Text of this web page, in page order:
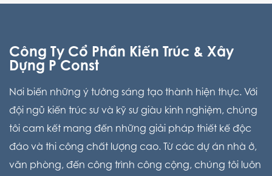
Công Ty Cổ Phần Kiến Trúc & Xây
Dựng P Const
Nơi biến những ý tưởng sáng tạo thành hiện thực. Với
đội ngũ kiến trúc sư và kỹ sư giàu kinh nghiệm, chúng
tôi cam kết mang đến những giải pháp thiết kế độc
đáo và thi công chất lượng cao. Từ các dự án nhà ở,
văn phòng, đến công trình công cộng, chúng tôi luôn